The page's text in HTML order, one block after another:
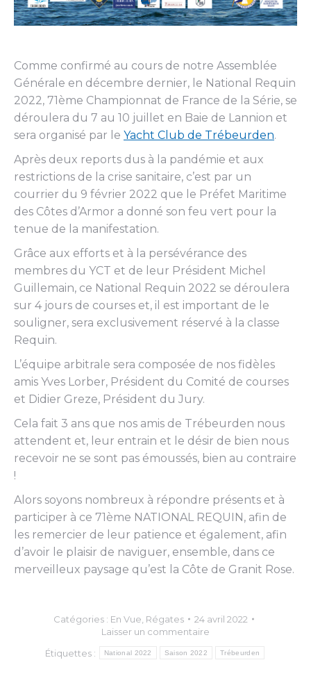
Comme confirmé au cours de notre Assemblée
Générale en décembre dernier, le National Requin
2022, 71ème Championnat de France de la Série, se
déroulera du 7 au 10 juillet en Baie de Lannion et
sera organisé par le Yacht Club de Trébeurden.
Après deux reports dus à la pandémie et aux
restrictions de la crise sanitaire, c’est par un
courrier du 9 février 2022 que le Préfet Maritime
des Côtes d’Armor a donné son feu vert pour la
tenue de la manifestation.
Grâce aux efforts et à la persévérance des
membres du YCT et de leur Président Michel
Guillemain, ce National Requin 2022 se déroulera
sur 4 jours de courses et, il est important de le
souligner, sera exclusivement réservé à la classe
Requin.
L’équipe arbitrale sera composée de nos fidèles
amis Yves Lorber, Président du Comité de courses
et Didier Greze, Président du Jury.
Cela fait 3 ans que nos amis de Trébeurden nous
attendent et, leur entrain et le désir de bien nous
recevoir ne se sont pas émoussés, bien au contraire
!
Alors soyons nombreux à répondre présents et à
participer à ce 71ème NATIONAL REQUIN, afin de
les remercier de leur patience et également, afin
d’avoir le plaisir de naviguer, ensemble, dans ce
merveilleux paysage qu’est la Côte de Granit Rose.
Catégories : En Vue Régates
24 avril 2022
Laisser un commentaire
Étiquettes :
National 2022 Saison 2022 Trébeurden